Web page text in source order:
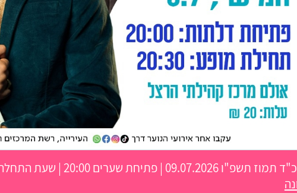
כ"ד תמוז תשפ"ו09.07.2026 | פתיחת שערים 20:00 | שעת התחלה 20:30